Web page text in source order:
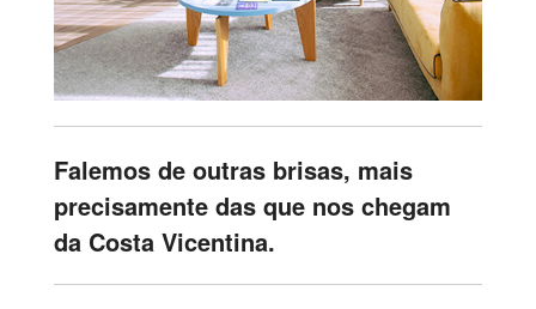
Falemos de outras brisas, mais
precisamente das que nos chegam
da Costa Vicentina.